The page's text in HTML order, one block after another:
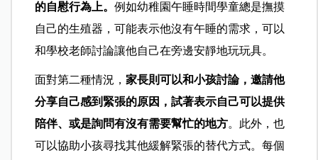
的自慰行為上。例如幼稚園午睡時間學童總是撫摸
自己的生殖器，可能表示他沒有午睡的需求，可以
和學校老師討論讓他自己在旁邊安靜地玩玩具。
面對第二種情況，家長則可以和小孩討論，邀請他
分享自己感到緊張的原因，試著表示自己可以提供
陪伴、或是詢問有沒有需要幫忙的地方。此外，也
可以協助小孩尋找其他緩解緊張的替代方式。每個